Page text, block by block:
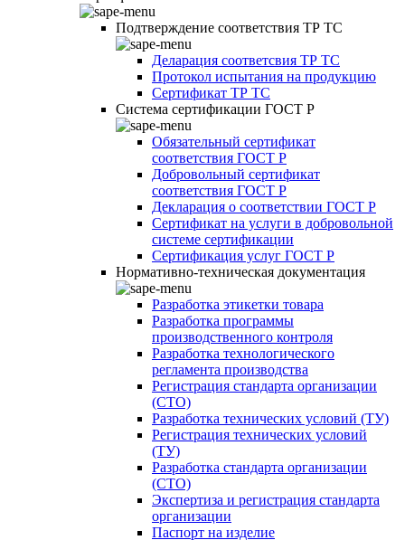
Подтверждение соответствия ТР ТС
Деларация соответсвия ТР ТС
Протокол испытания на продукцию
Сертификат ТР ТС
Система сертификации ГОСТ Р
Обязательный сертификат
соответствия ГОСТ Р
Добровольный сертификат
соответствия ГОСТ Р
Декларация о соответствии ГОСТ Р
Сертификат на услуги в добровольной
системе сертификации
Сертификация услуг ГОСТ Р
Нормативно-техническая документация
Разработка этикетки товара
Разработка программы
производственного контроля
Разработка технологического
регламента производства
Регистрация стандарта организации
(СТО)
Разработка технических условий (ТУ)
Регистрация технических условий
(ТУ)
Разработка стандарта организации
(СТО)
Экспертиза и регистрация стандарта
организации
Паспорт на изделие